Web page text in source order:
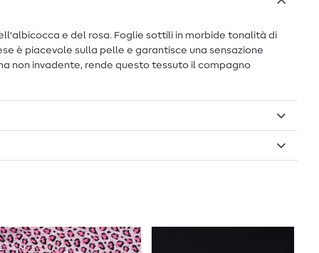
e del rosa. Foglie sottili in morbide tonalità di
è piacevole sulla pelle e garantisce una sensazione
non invadente, rende questo tessuto il compagno